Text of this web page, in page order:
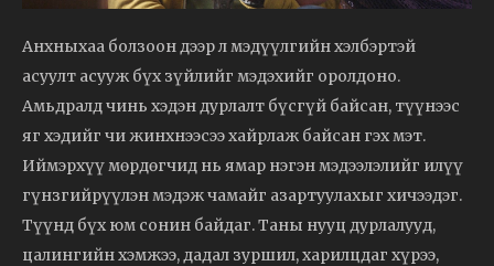
Анхныхаа болзоон дээр л мэдүүлгийн хэлбэртэй
асуулт асууж бүх зүйлийг мэдэхийг оролдоно.
Амьдралд чинь хэдэн дурлалт бүсгүй байсан, түүнээс
яг хэдийг чи жинхнээсээ хайрлаж байсан гэх мэт.
Иймэрхүү мөрдөгчид нь ямар нэгэн мэдээлэлийг илүү
гүнзгийрүүлэн мэдэж чамайг азартуулахыг хичээдэг.
Түүнд бүх юм сонин байдаг. Таны нууц дурлалууд,
цалингийн хэмжээ, дадал зуршил, харилцдаг хүрээ,